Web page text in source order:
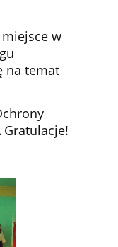
miejsce w
na temat
Gratulacje!